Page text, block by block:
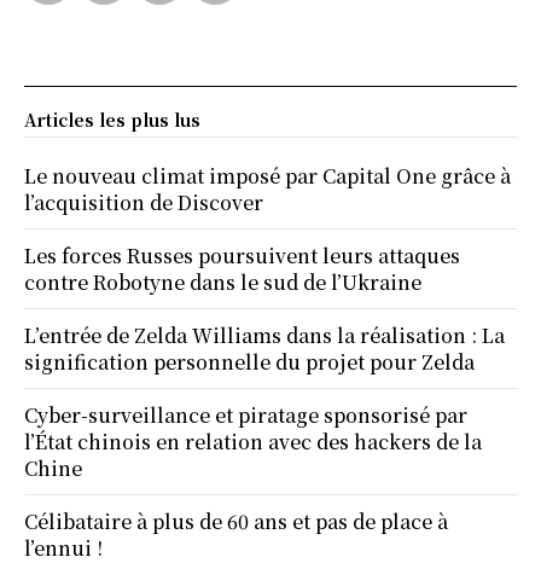
Articles les plus lus
Le nouveau climat imposé par Capital One grâce à
l’acquisition de Discover
Les forces Russes poursuivent leurs attaques
contre Robotyne dans le sud de l’Ukraine
L’entrée de Zelda Williams dans la réalisation : La
signification personnelle du projet pour Zelda
Cyber-surveillance et piratage sponsorisé par
l’État chinois en relation avec des hackers de la
Chine
Célibataire à plus de 60 ans et pas de place à
l’ennui !